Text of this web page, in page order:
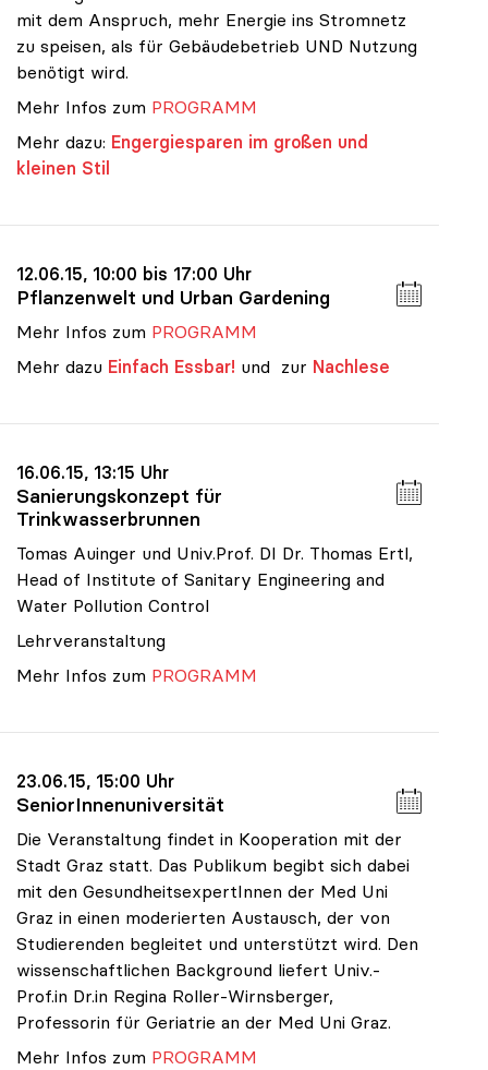
mit dem Anspruch, mehr Energie ins Stromnetz
zu speisen, als für Gebäudebetrieb UND Nutzung
benötigt wird.
Mehr Infos zum PROGRAMM
Mehr dazu: Engergiesparen im großen und
kleinen Stil
12.06.15, 10:00 bis 17:00 Uhr
Pflanzenwelt und Urban Gardening
Mehr Infos zum PROGRAMM
Mehr dazu Einfach Essbar! und zur Nachlese
16.06.15, 13:15 Uhr
Sanierungskonzept für
Trinkwasserbrunnen
Tomas Auinger und Univ.Prof. DI Dr. Thomas Ertl,
Head of Institute of Sanitary Engineering and
Water Pollution Control
Lehrveranstaltung
Mehr Infos zum PROGRAMM
23.06.15, 15:00 Uhr
SeniorInnenuniversität
Die Veranstaltung findet in Kooperation mit der
Stadt Graz statt. Das Publikum begibt sich dabei
mit den GesundheitsexpertInnen der Med Uni
Graz in einen moderierten Austausch, der von
Studierenden begleitet und unterstützt wird. Den
wissenschaftlichen Background liefert Univ.-
Prof.in Dr.in Regina Roller-Wirnsberger,
Professorin für Geriatrie an der Med Uni Graz.
Mehr Infos zum PROGRAMM